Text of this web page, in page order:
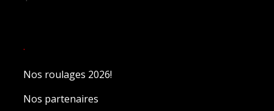
.
Nos roulages 2026!
Nos partenaires